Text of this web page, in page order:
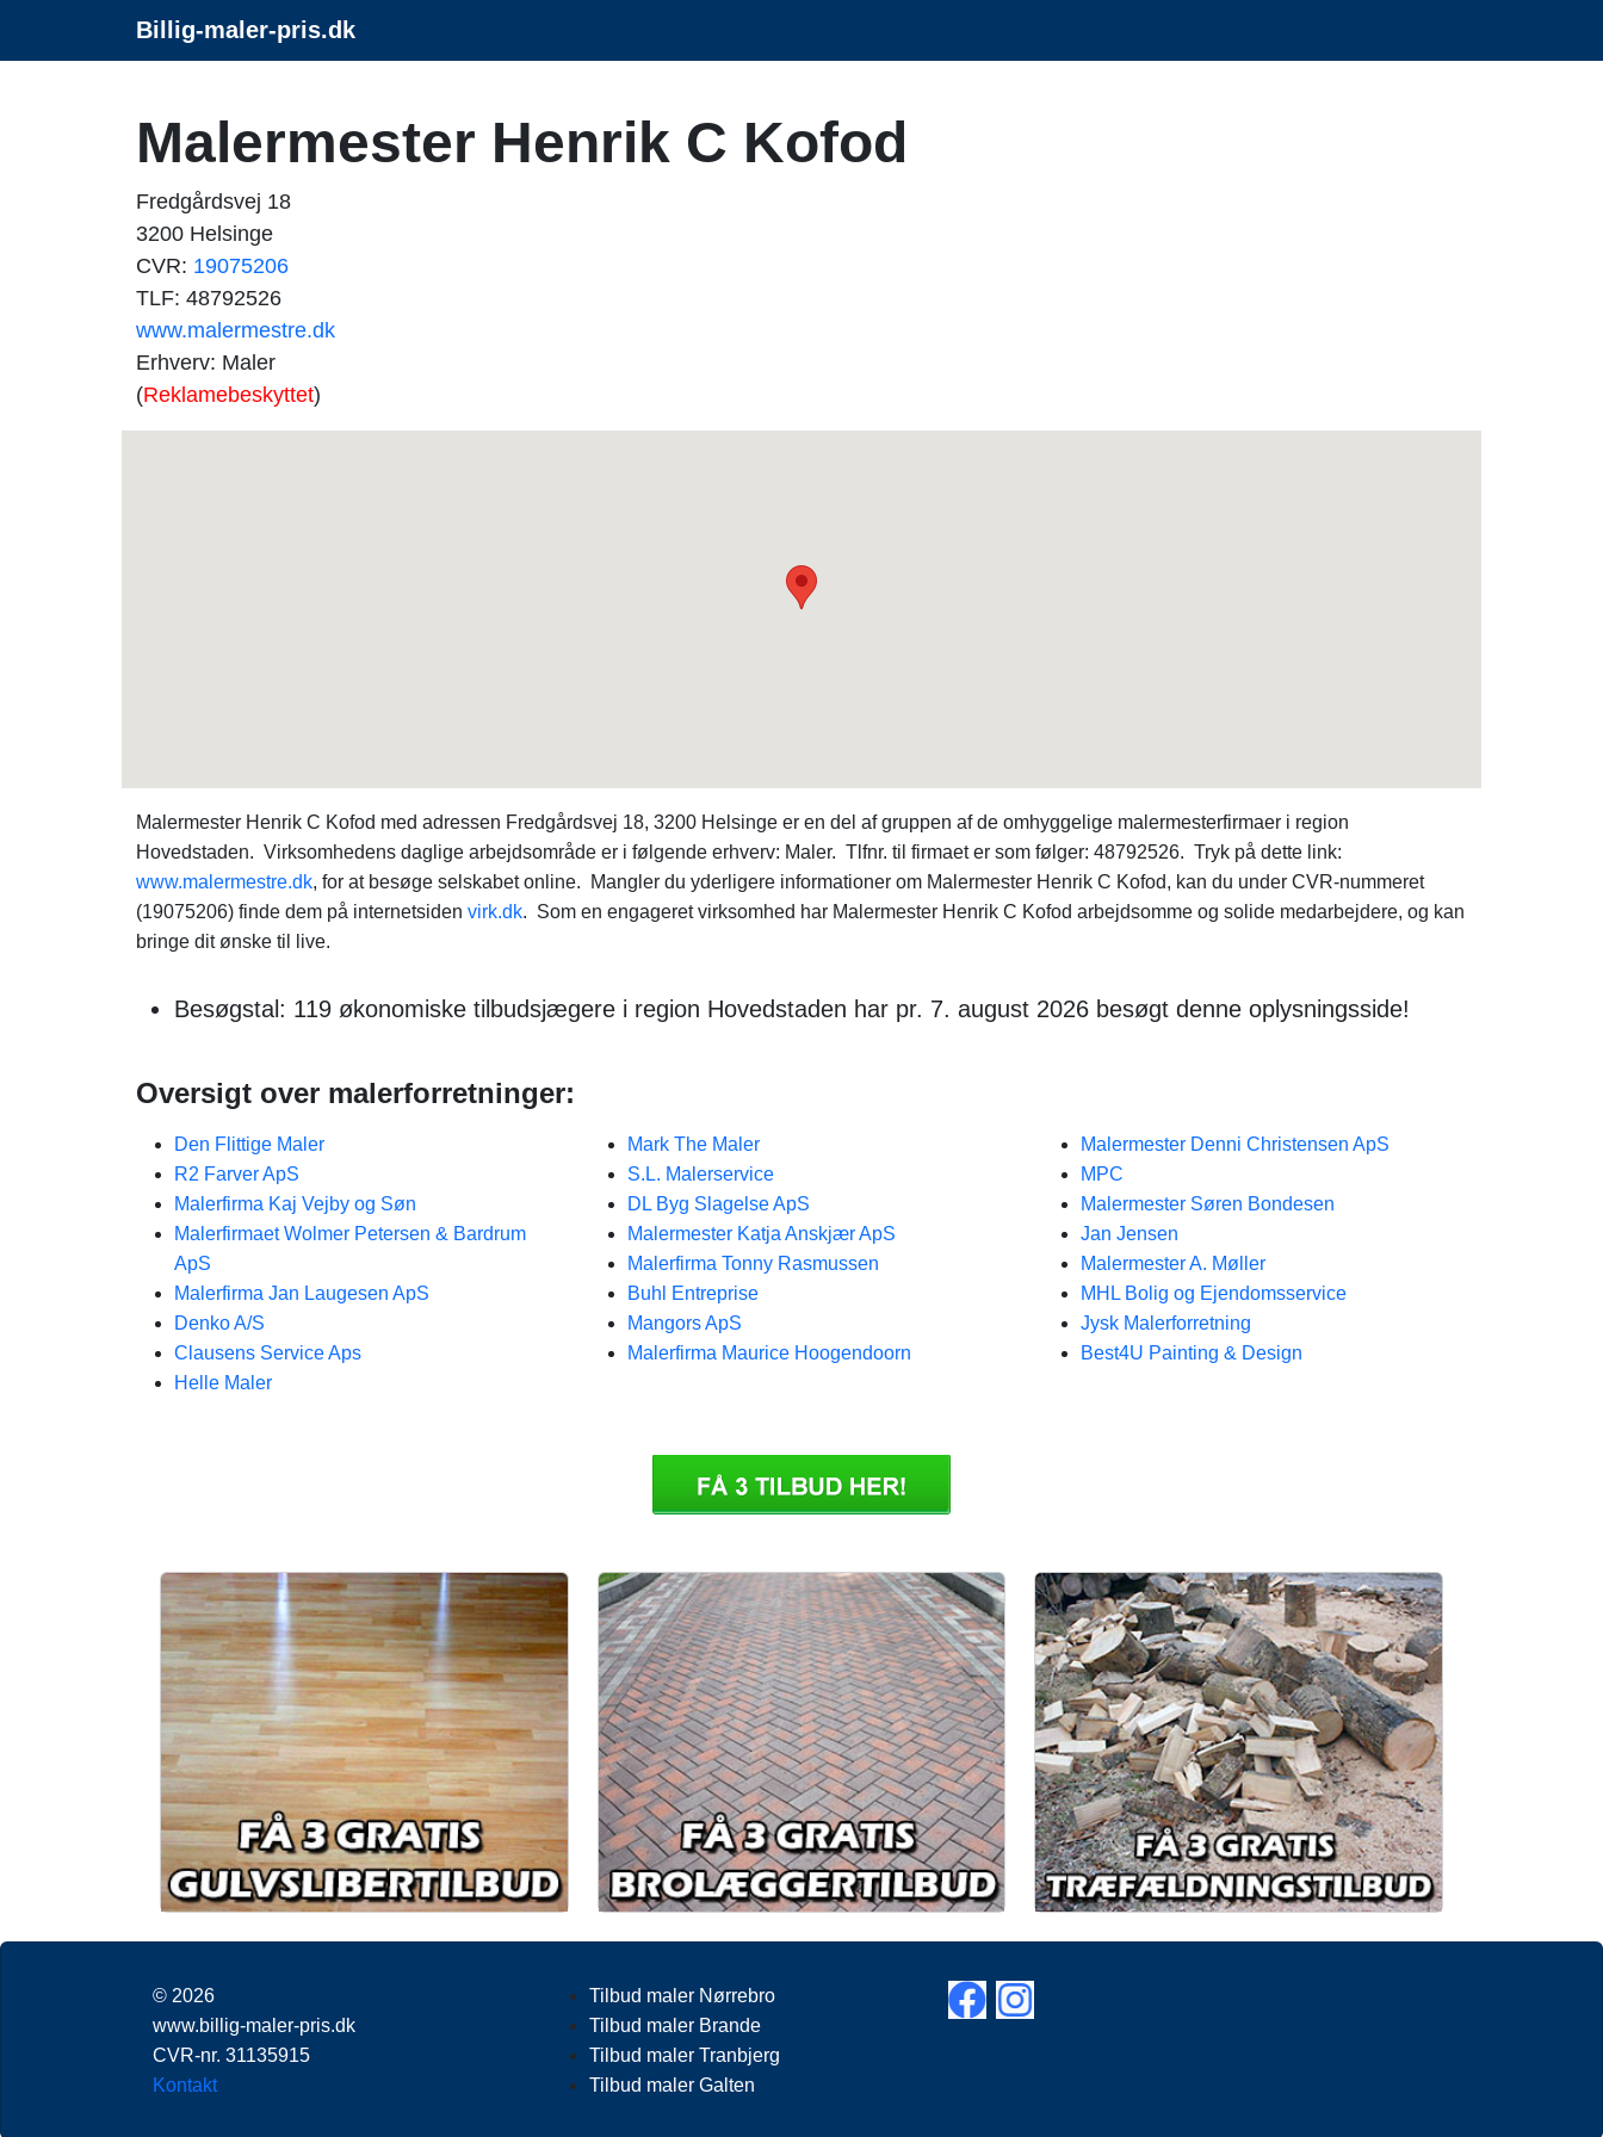
Billig-maler-pris.dk
Malermester Henrik C Kofod
Fredgårdsvej 18
3200 Helsinge
CVR: 19075206
TLF: 48792526
www.malermestre.dk
Erhverv: Maler
(Reklamebeskyttet)
Malermester Henrik C Kofod med adressen Fredgårdsvej 18, 3200 Helsinge er en del af gruppen af de omhyggelige malermesterfirmaer i region
Hovedstaden. Virksomhedens daglige arbejdsområde er i følgende erhverv: Maler. Tlfnr. til firmaet er som følger: 48792526. Tryk på dette link:
www.malermestre.dk, for at besøge selskabet online. Mangler du yderligere informationer om Malermester Henrik C Kofod, kan du under CVR-nummeret
(19075206) finde dem på internetsiden virk.dk. Som en engageret virksomhed har Malermester Henrik C Kofod arbejdsomme og solide medarbejdere, og kan
bringe dit ønske til live.
Besøgstal: 119 økonomiske tilbudsjægere i region Hovedstaden har pr. 7. august 2026 besøgt denne oplysningsside!
Oversigt over malerforretninger:
Den Flittige Maler
R2 Farver ApS
Malerfirma Kaj Vejby og Søn
Malerfirmaet Wolmer Petersen & Bardrum
ApS
Malerfirma Jan Laugesen ApS
Denko A/S
Clausens Service Aps
Helle Maler
Mark The Maler
S.L. Malerservice
DL Byg Slagelse ApS
Malermester Katja Anskjær ApS
Malerfirma Tonny Rasmussen
Buhl Entreprise
Mangors ApS
Malerfirma Maurice Hoogendoorn
Malermester Denni Christensen ApS
MPC
Malermester Søren Bondesen
Jan Jensen
Malermester A. Møller
MHL Bolig og Ejendomsservice
Jysk Malerforretning
Best4U Painting & Design
© 2026
www.billig-maler-pris.dk
CVR-nr. 31135915
Kontakt
Tilbud maler Nørrebro
Tilbud maler Brande
Tilbud maler Tranbjerg
Tilbud maler Galten